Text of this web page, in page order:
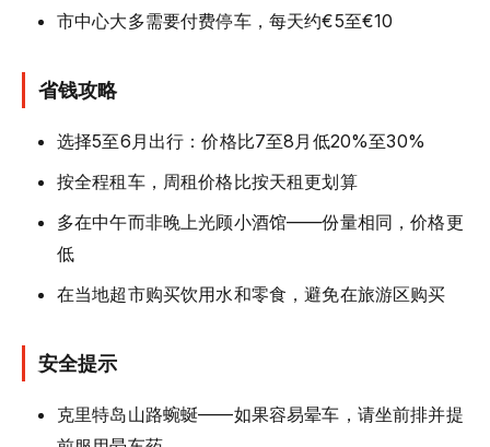
市中心大多需要付费停车，每天约€5至€10
省钱攻略
选择5至6月出行：价格比7至8月低20%至30%
按全程租车，周租价格比按天租更划算
多在中午而非晚上光顾小酒馆——份量相同，价格更
低
在当地超市购买饮用水和零食，避免在旅游区购买
安全提示
克里特岛山路蜿蜒——如果容易晕车，请坐前排并提